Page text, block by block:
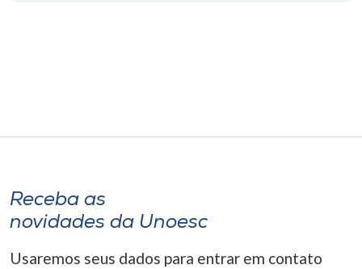
A+
Receba as
novidades da Unoesc
Usaremos seus dados para entrar em contato